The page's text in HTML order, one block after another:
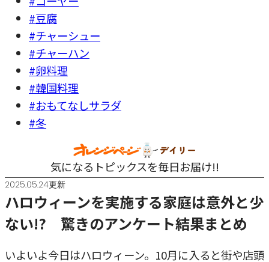
#豆腐
#チャーシュー
#チャーハン
#卵料理
#韓国料理
#おもてなしサラダ
#冬
気になるトピックスを毎日お届け!!
2025.05.24更新
ハロウィーンを実施する家庭は意外と少
ない!? 驚きのアンケート結果まとめ
いよいよ今日はハロウィーン。10月に入ると街や店頭